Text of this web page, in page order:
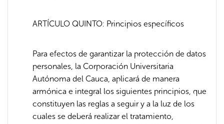
ARTÍCULO QUINTO: Principios específicos
Para efectos de garantizar la protección de datos
personales, la Corporación Universitaria
Autónoma del Cauca, aplicará de manera
armónica e integral los siguientes principios, que
constituyen las reglas a seguir y a la luz de los
cuales se deberá realizar el tratamiento,